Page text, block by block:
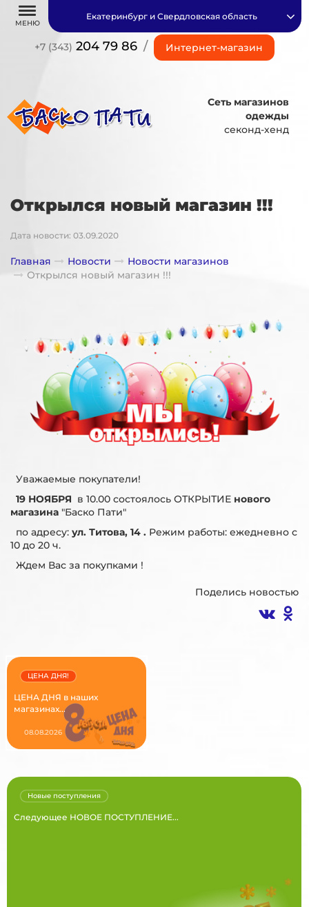
МЕНЮ
+7 (343) 204 79 86 / Интернет-магазин
Екатеринбург и Свердловская область
Сеть магазинов
одежды
секонд-хенд
Открылся новый магазин !!!
Дата новости: 03.09.2020
Главная Новости
Новости магазинов
Открылся новый магазин !!!
Уважаемые покупатели!
19 НОЯБРЯ в 10.00 состоялось ОТКРЫТИЕ нового
магазина "Баско Пати"
по адресу: ул. Титова, 14 . Режим работы: ежедневно с
10 до 20 ч.
Ждем Вас за покупками !
Поделись новостью
ЦЕНА ДНЯ в наших
магазинах...
ЦЕНА ДНЯ!
08.08.2026
Следующее НОВОЕ ПОСТУПЛЕНИЕ...
Новые поступления